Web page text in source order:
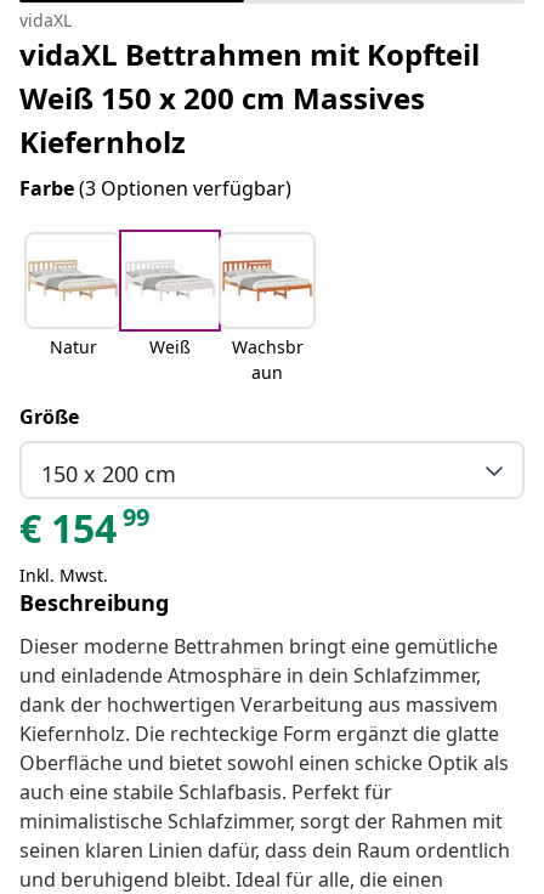
vidaXL
vidaXL Bettrahmen mit Kopfteil
Weiß 150 x 200 cm Massives
Kiefernholz
Farbe(3 Optionen verfügbar)
Natur Weiß
Wachsbr
aun
Größe
150 x 200 cm
€ 15499
Inkl. Mwst.
Beschreibung
Dieser moderne Bettrahmen bringt eine gemütliche
und einladende Atmosphäre in dein Schlafzimmer,
dank der hochwertigen Verarbeitung aus massivem
Kiefernholz. Die rechteckige Form ergänzt die glatte
Oberfläche und bietet sowohl einen schicke Optik als
auch eine stabile Schlafbasis. Perfekt für
minimalistische Schlafzimmer, sorgt der Rahmen mit
seinen klaren Linien dafür, dass dein Raum ordentlich
und beruhigend bleibt. Ideal für alle, die einen